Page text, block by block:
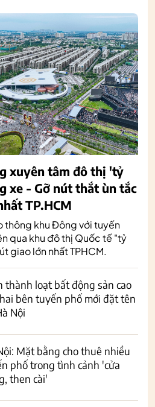
xuyên tâm đô thị 'tỷ
xe - Gỡ nút thắt ùn tắc
TP.HCM
thông khu Đông với tuyến
qua khu đô thị Quốc tế "tỷ
giao lớn nhất TPHCM.
thành loạt bất động sản cao
bên tuyến phố mới đặt tên
Nội
Mặt bằng cho thuê nhiều
phố trong tình cảnh 'cửa
then cài'